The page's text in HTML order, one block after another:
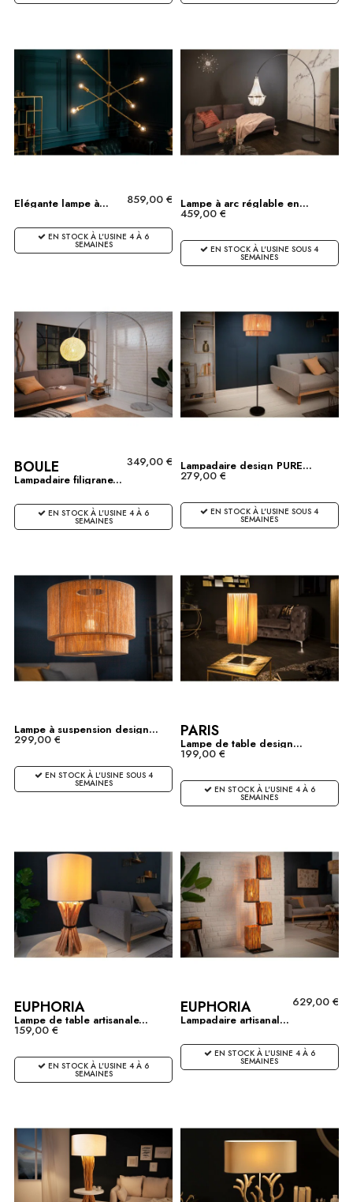
Elégante lampe à... 859,00 €
EN STOCK À L'USINE 4 À 6
SEMAINES
Lampe à arc réglable en...
459,00 €
EN STOCK À L'USINE SOUS 4
SEMAINES
BOULE
Lampadaire filigrane...
349,00 €
EN STOCK À L'USINE 4 À 6
SEMAINES
Lampadaire design PURE...
279,00 €
EN STOCK À L'USINE SOUS 4
SEMAINES
Lampe à suspension design...
299,00 €
EN STOCK À L'USINE SOUS 4
SEMAINES
PARIS
Lampe de table design...
199,00 €
EN STOCK À L'USINE 4 À 6
SEMAINES
EUPHORIA
Lampe de table artisanale...
159,00 €
EN STOCK À L'USINE 4 À 6
SEMAINES
EUPHORIA
Lampadaire artisanal...
629,00 €
EN STOCK À L'USINE 4 À 6
SEMAINES